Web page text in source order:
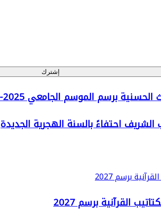
إشترك
برسم الموسم الجامعي 2025-2026
احتفاءً بالسنة الهجرية الجديدة
القرآنية برسم 2027